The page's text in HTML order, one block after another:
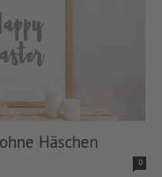
Häschen
0